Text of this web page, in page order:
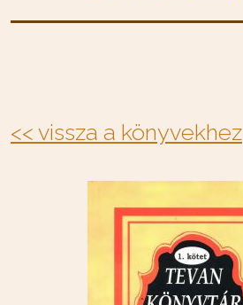
<< vissza a könyvekhez